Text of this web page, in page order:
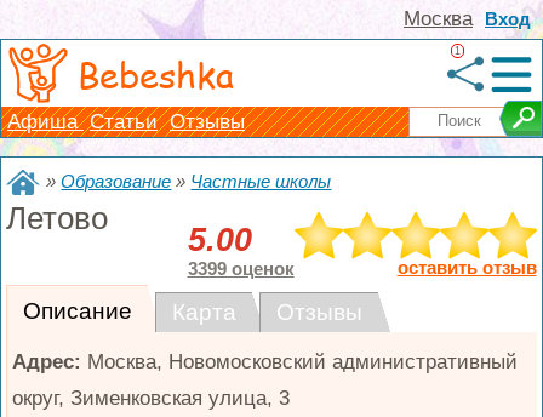
Вход
Москва
Bebeshka 1
Афиша Статьи Отзывы
»Образование » Частные школы
Летово
5.00
3399 оценок оставить отзыв
Описание Карта Отзывы
Адрес: Москва, Новомосковский административный
округ, Зименковская улица, 3